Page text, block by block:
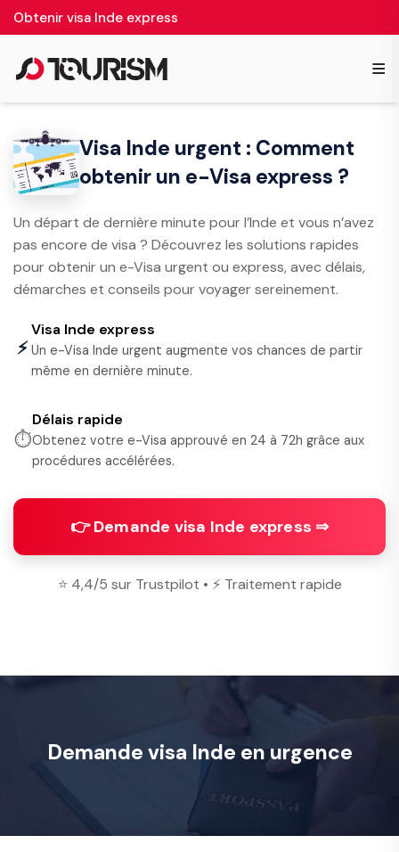
Obtenir visa Inde express
≡
Visa Inde urgent : Comment
obtenir un e-Visa express ?
Un départ de dernière minute pour l’Inde et vous n’avez
pas encore de visa ? Découvrez les solutions rapides
pour obtenir un e-Visa urgent ou express, avec délais,
démarches et conseils pour voyager sereinement.
⚡
Visa Inde express
Un e-Visa Inde urgent augmente vos chances de partir
même en dernière minute.
⏱️
Délais rapide
Obtenez votre e-Visa approuvé en 24 à 72h grâce aux
procédures accélérées.
👉 Demande visa Inde express ⇒
⭐ 4,4/5 sur Trustpilot • ⚡ Traitement rapide
Demande visa Inde en urgence